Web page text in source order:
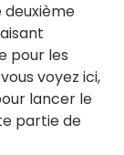
deuxième
pour les
voyez ici,
lancer le
partie de